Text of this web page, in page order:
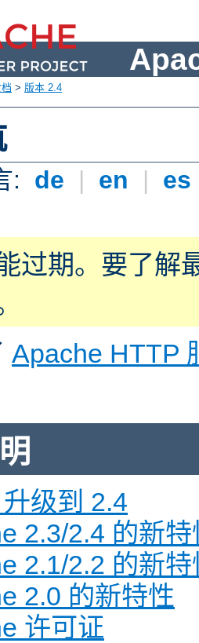
> 版本 2.4
: de | en | es
过期。要了解
Apache HTTP
级到 2.4
2.3/2.4 的新特
2.1/2.2 的新特
2.0 的新特性
许可证